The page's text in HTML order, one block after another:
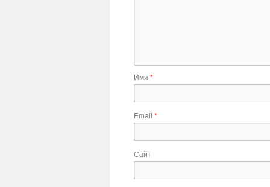
Имя *
Email *
Сайт